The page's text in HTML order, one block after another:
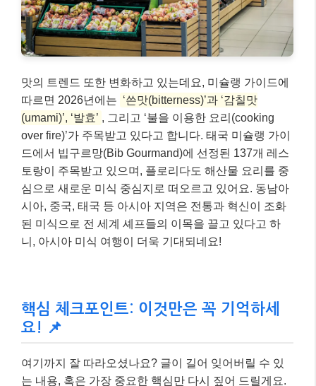
심으로 새로운 미식 중심지로 떠오르고 있어요. 동남아
시아, 중국, 태국 등 아시아 지역은 전통과 혁신이 조화
된 미식으로 전 세계 셰프들의 이목을 끌고 있다고 하
니, 아시아 미식 여행이 더욱 기대되네요!
핵심 체크포인트: 이것만은 꼭 기억하세
요! 📌
여기까지 잘 따라오셨나요? 글이 길어 잊어버릴 수 있
는 내용, 혹은 가장 중요한 핵심만 다시 짚어 드릴게요.
아래 세 가지만큼은 꼭 기억해 주세요.
를 깊이 체험하는 것이 중요해요. 랜드마크 방
✅ [미식은 여행의 핵심 동력]
음식은 이제 단순한 식사가 아닌, 여행지를 이